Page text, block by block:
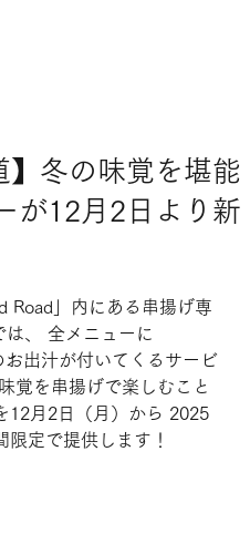
】冬の味覚を堪能
が12月2日より新
Road」内にある串揚げ専
、 全メニューに
出汁が付いてくるサービ
覚を串揚げで楽しむこと
12月2日（月）から 2025
定で提供します！